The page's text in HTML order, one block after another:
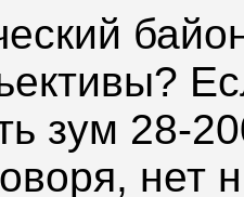
зум 28-
нет